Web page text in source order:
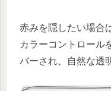
赤みを隠したい場合
カラーコントロール
バーされ、自然な透